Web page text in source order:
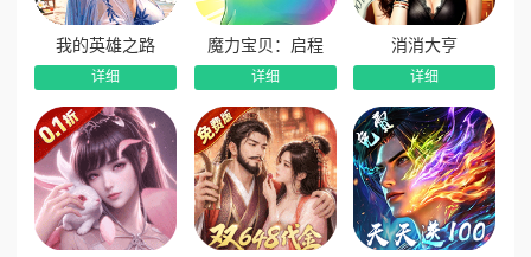
破觉醒解锁专属技能与外观，羁绊系统激活团队buff，还能邀请
传奇球星担任导师带飞新人。组建你心中的最强梦之队，在全
明星舞台封神，开启专属传奇篮球之路。
化身球队经理，复刻真实NBA运营‌
你不仅是球场上的指挥官，更是掌控全局的球队经理。精
准把控球员交易、阵容搭配、战术排布、薪资管理，复刻真实N
BA执教逻辑。动态伤病机制考验排兵布阵的智慧，工资帽限制
让每一笔签约都需精打细算，用极致策略碾压对手，亲手缔造
我的英雄之路
详细
魔力宝贝：启程
详细
消消大亨
详细